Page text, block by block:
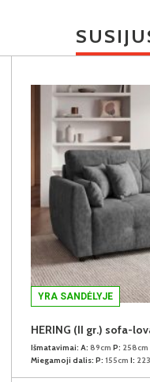
YRA SANDĖLYJE
HERING (II gr.) sofa-
Išmatavimai: A: 89cm P: 258cm
Miegamoji dalis: P: 155cm I: